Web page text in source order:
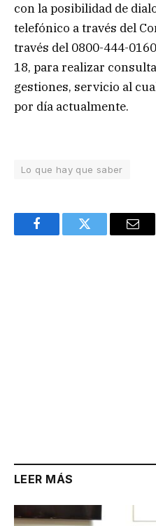
con la posibilidad de
telefónico a través del
través del 0800-444-
18, para realizar
gestiones, servicio al
por día actualmente.
Lo que hay que saber
FacebookTwitter
LEER MÁS